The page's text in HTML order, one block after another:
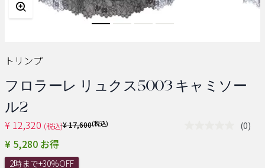
トリンプ
フロラーレ リュクス5003 キャミソー
ル2
¥ 12,320 (税込)Price reduced from
¥ 17,600(税込) 評
(0)
¥ 5,280 お得
2時まで+30%OFF